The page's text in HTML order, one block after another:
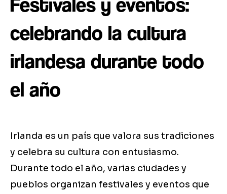
celebrando la cultura
irlandesa durante todo
el año
Irlanda es un país que valora sus tradiciones
y celebra su cultura con entusiasmo.
Durante todo el año, varias ciudades y
pueblos organizan festivales y eventos que